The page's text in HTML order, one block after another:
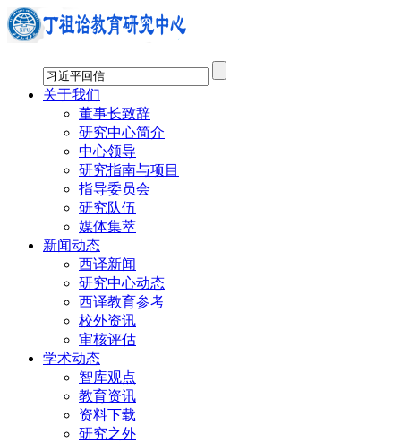
关于我们
董事长致辞
研究中心简介
中心领导
研究指南与项目
指导委员会
研究队伍
媒体集萃
新闻动态
西译新闻
研究中心动态
西译教育参考
校外资讯
审核评估
学术动态
智库观点
教育资讯
资料下载
研究之外